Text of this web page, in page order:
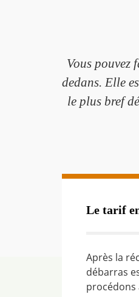
Vous pouvez
dedans. Elle
le plus bref
Le tarif
Après la
débarras
procédons